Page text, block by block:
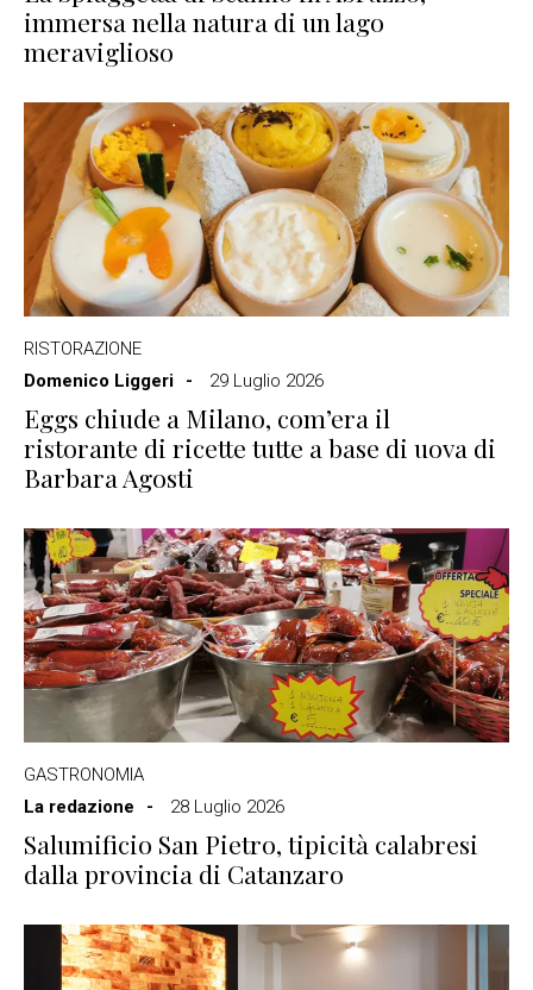
immersa nella natura di un lago
meraviglioso
RISTORAZIONE
Domenico Liggeri
29 Luglio 2026
Eggs chiude a Milano, com’era il
ristorante di ricette tutte a base di uova di
Barbara Agosti
GASTRONOMIA
La redazione
28 Luglio 2026
Salumificio San Pietro, tipicità calabresi
dalla provincia di Catanzaro